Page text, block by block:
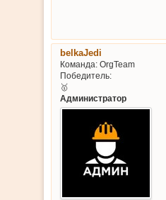
belkaJedi
Команда:OrgTeam
Победитель:
🥇
Администратор